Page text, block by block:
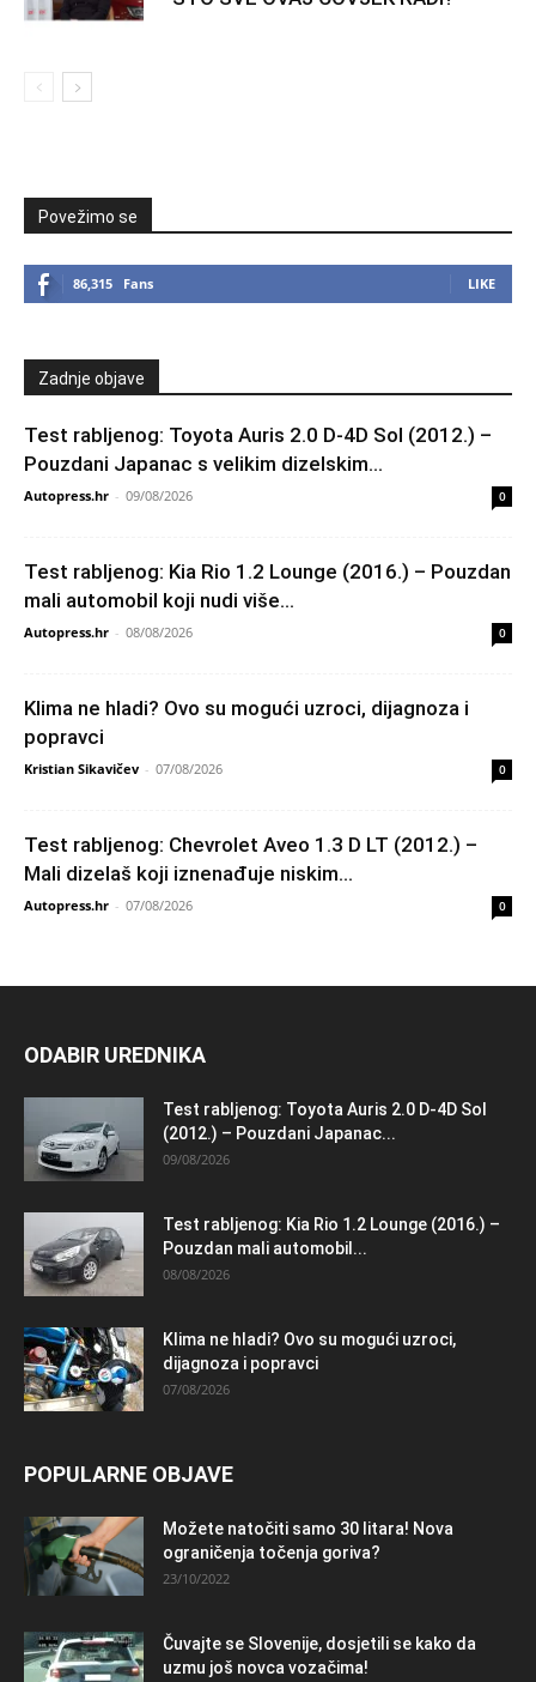
Povežimo se
86,315 Fans LIKE
Zadnje objave
Test rabljenog: Toyota Auris 2.0 D-4D Sol (2012.) –
Pouzdani Japanac s velikim dizelskim...
Autopress.hr - 09/08/2026 0
Test rabljenog: Kia Rio 1.2 Lounge (2016.) – Pouzdan
mali automobil koji nudi više...
Autopress.hr - 08/08/2026 0
Klima ne hladi? Ovo su mogući uzroci, dijagnoza i
popravci
Kristian Sikavičev - 07/08/2026 0
Test rabljenog: Chevrolet Aveo 1.3 D LT (2012.) –
Mali dizelaš koji iznenađuje niskim...
Autopress.hr - 07/08/2026 0
ODABIR UREDNIKA
Test rabljenog: Toyota Auris 2.0 D-4D Sol
(2012.) – Pouzdani Japanac...
09/08/2026
Test rabljenog: Kia Rio 1.2 Lounge (2016.) –
Pouzdan mali automobil...
08/08/2026
Klima ne hladi? Ovo su mogući uzroci,
dijagnoza i popravci
07/08/2026
POPULARNE OBJAVE
Možete natočiti samo 30 litara! Nova
ograničenja točenja goriva?
23/10/2022
Čuvajte se Slovenije, dosjetili se kako da
uzmu još novca vozačima!